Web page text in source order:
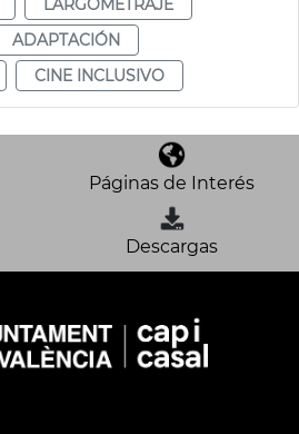
ADAPTACIÓN
CINE INCLUSIVO
Páginas de Interés
Descargas